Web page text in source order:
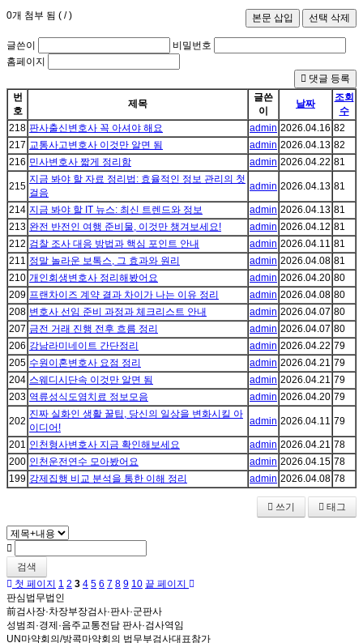
0개 첨부 됨 ( /)
글쓴이
비밀번호
홈페이지
댓글 등록
번
호
제목
글쓴
이
날짜
조회
수
218 판사출신변호사 꼭 아셔야 해요 admin 2026.04.16 82
217 교통사고변호사 이것만 알면 됨 admin 2026.04.13 82
216 민사변호사 짧게 정리함 admin 2026.04.22 81
215
지금 봐야 할 자료 정리법: 효율적인 정보 관리의 첫
걸음
admin 2026.04.13 81
214 지금 봐야 할 IT 뉴스: 최신 트렌드와 정보 admin 2026.04.13 81
213 완전 반전인 여행 준비물, 이것만 챙겨보세요! admin 2026.04.12 81
212 검찰 조사 대응 방법과 핵심 포인트 안내 admin 2026.04.11 81
211 정말 놀라운 보톡스, 그 효과와 원리 admin 2026.04.08 81
210 개인회생변호사 정리해봤어요 admin 2026.04.20 80
209 프랜차이즈 계약 결과 차이가 나는 이유 정리 admin 2026.04.08 80
208 변호사 선임 준비 과정과 체크리스트 안내 admin 2026.04.07 80
207 금전 거래 진행 전후 흐름 정리 admin 2026.04.07 80
206 강남라미네이트 간단정리 admin 2026.04.22 79
205 수원이혼변호사 요점 정리 admin 2026.04.21 79
204 스웨디시단속 이것만 알면 됨 admin 2026.04.21 79
203 역류성식도염치료 정보모음 admin 2026.04.20 79
202
진짜 실화인 생활 꿀팁, 당신의 일상을 변화시킬 아
이디어!
admin 2026.04.11 79
201 인천형사변호사 지금 확인해보세요 admin 2026.04.21 78
200 인천운전연수 모아봤어요 admin 2026.04.15 78
199 강제집행 비교 분석을 통한 이해 정리 admin 2026.04.08 78
쓰기 태그
검색
첫 페이지 1 2 3 4 5 6 7 8 9 10 끝 페이지
판심법무법인
前검사장·차장부장검사·판사·군판사
성범죄·경제·음주교통전담 판사·검사역임
UN마약회의/방콕마약회의 법무부검사대표참가